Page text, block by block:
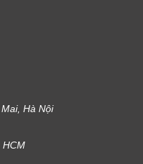
Hà Nội
HCM